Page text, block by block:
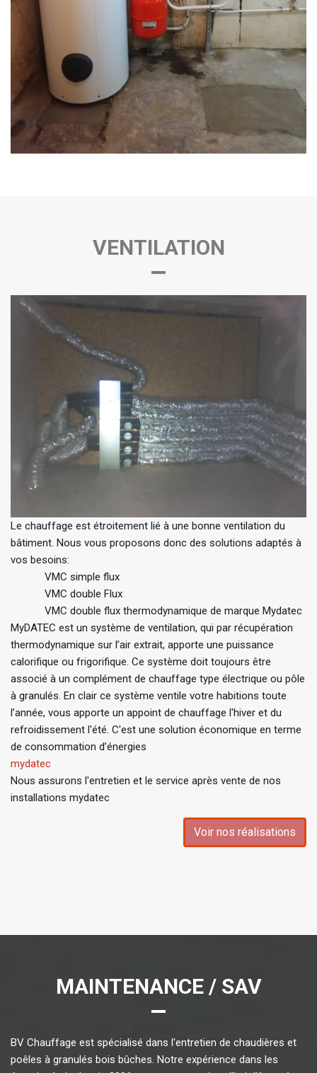
VENTILATION
Le chauffage est étroitement lié à une bonne ventilation du
bâtiment. Nous vous proposons donc des solutions adaptés à
vos besoins:
VMC simple flux
VMC double Flux
VMC double flux thermodynamique de marque Mydatec
MyDATEC est un système de ventilation, qui par récupération
thermodynamique sur l’air extrait, apporte une puissance
calorifique ou frigorifique. Ce système doit toujours être
associé à un complément de chauffage type électrique ou pôle
à granulés. En clair ce système ventile votre habitions toute
l’année, vous apporte un appoint de chauffage l'hiver et du
refroidissement l'été. C'est une solution économique en terme
de consommation d’énergies
mydatec
Nous assurons l'entretien et le service après vente de nos
installations mydatec
Voir nos réalisations
MAINTENANCE / SAV
BV Chauffage est spécialisé dans l'entretien de chaudières et
poêles à granulés bois bûches. Notre expérience dans les